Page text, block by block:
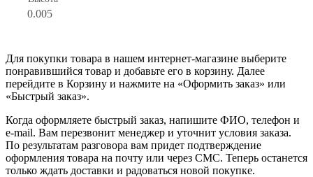
0.005
Для покупки товара в нашем интернет-магазине выберите
понравившийся товар и добавьте его в корзину. Далее
перейдите в Корзину и нажмите на «Оформить заказ» или
«Быстрый заказ».
Когда оформляете быстрый заказ, напишите ФИО, телефон и
e-mail. Вам перезвонит менеджер и уточнит условия заказа.
По результатам разговора вам придет подтверждение
оформления товара на почту или через СМС. Теперь останется
только ждать доставки и радоваться новой покупке.